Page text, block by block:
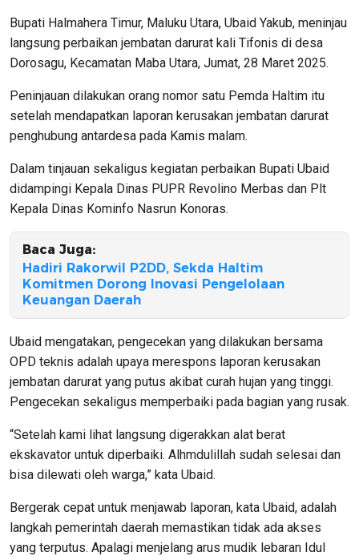
Bupati Halmahera Timur, Maluku Utara, Ubaid Yakub, meninjau
langsung perbaikan jembatan darurat kali Tifonis di desa
Dorosagu, Kecamatan Maba Utara, Jumat, 28 Maret 2025.
Peninjauan dilakukan orang nomor satu Pemda Haltim itu
setelah mendapatkan laporan kerusakan jembatan darurat
penghubung antardesa pada Kamis malam.
Dalam tinjauan sekaligus kegiatan perbaikan Bupati Ubaid
didampingi Kepala Dinas PUPR Revolino Merbas dan Plt
Kepala Dinas Kominfo Nasrun Konoras.
Baca Juga:
Hadiri Rakorwil P2DD, Sekda Haltim
Komitmen Dorong Inovasi Pengelolaan
Keuangan Daerah
Ubaid mengatakan, pengecekan yang dilakukan bersama
OPD teknis adalah upaya merespons laporan kerusakan
jembatan darurat yang putus akibat curah hujan yang tinggi.
Pengecekan sekaligus memperbaiki pada bagian yang rusak.
“Setelah kami lihat langsung digerakkan alat berat
ekskavator untuk diperbaiki. Alhmdulillah sudah selesai dan
bisa dilewati oleh warga,” kata Ubaid.
Bergerak cepat untuk menjawab laporan, kata Ubaid, adalah
langkah pemerintah daerah memastikan tidak ada akses
yang terputus. Apalagi menjelang arus mudik lebaran Idul